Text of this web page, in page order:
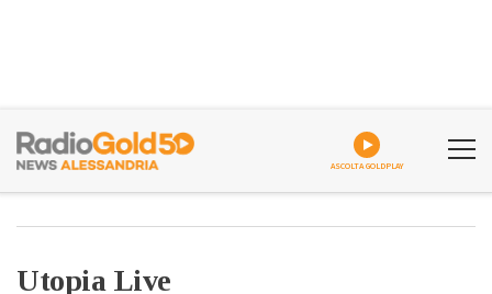
ASCOLTA GOLDPLAY
Utopia Live